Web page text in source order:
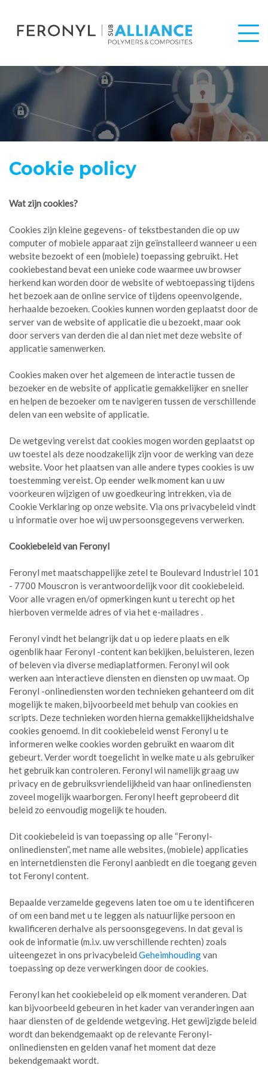
Cookie policy
Wat zijn cookies?
Cookies zijn kleine gegevens- of tekstbestanden die op uw
computer of mobiele apparaat zijn geïnstalleerd wanneer u een
website bezoekt of een (mobiele) toepassing gebruikt. Het
cookiebestand bevat een unieke code waarmee uw browser
herkend kan worden door de website of webtoepassing tijdens
het bezoek aan de online service of tijdens opeenvolgende,
herhaalde bezoeken. Cookies kunnen worden geplaatst door de
server van de website of applicatie die u bezoekt, maar ook
door servers van derden die al dan niet met deze website of
applicatie samenwerken.
Cookies maken over het algemeen de interactie tussen de
bezoeker en de website of applicatie gemakkelijker en sneller
en helpen de bezoeker om te navigeren tussen de verschillende
delen van een website of applicatie.
De wetgeving vereist dat cookies mogen worden geplaatst op
uw toestel als deze noodzakelijk zijn voor de werking van deze
website. Voor het plaatsen van alle andere types cookies is uw
toestemming vereist. Op eender welk moment kan u uw
voorkeuren wijzigen of uw goedkeuring intrekken, via de
Cookie Verklaring op onze website. Via ons privacybeleid vindt
u informatie over hoe wij uw persoonsgegevens verwerken.
Cookiebeleid van Feronyl
Feronyl met maatschappelijke zetel te Boulevard Industriel 101
- 7700 Mouscron is verantwoordelijk voor dit cookiebeleid.
Voor alle vragen en/of opmerkingen kunt u terecht op het
hierboven vermelde adres of via het e-mailadres .
Feronyl vindt het belangrijk dat u op iedere plaats en elk
ogenblik haar Feronyl -content kan bekijken, beluisteren, lezen
of beleven via diverse mediaplatformen. Feronyl wil ook
werken aan interactieve diensten en diensten op uw maat. Op
Feronyl -onlinediensten worden technieken gehanteerd om dit
mogelijk te maken, bijvoorbeeld met behulp van cookies en
scripts. Deze technieken worden hierna gemakkelijkheidshalve
cookies genoemd. In dit cookiebeleid wenst Feronyl u te
informeren welke cookies worden gebruikt en waarom dit
gebeurt. Verder wordt toegelicht in welke mate u als gebruiker
het gebruik kan controleren. Feronyl wil namelijk graag uw
privacy en de gebruiksvriendelijkheid van haar onlinediensten
zoveel mogelijk waarborgen. Feronyl heeft geprobeerd dit
beleid zo eenvoudig mogelijk te houden.
Dit cookiebeleid is van toepassing op alle “Feronyl-
onlinediensten”, met name alle websites, (mobiele) applicaties
en internetdiensten die Feronyl aanbiedt en die toegang geven
tot Feronyl content.
Bepaalde verzamelde gegevens laten toe om u te identificeren
of om een band met u te leggen als natuurlijke persoon en
kwalificeren derhalve als persoonsgegevens. In dat geval is
ook de informatie (m.i.v. uw verschillende rechten) zoals
uiteengezet in ons privacybeleid Geheimhoudingvan
toepassing op deze verwerkingen door de cookies.
Feronyl kan het cookiebeleid op elk moment veranderen. Dat
kan bijvoorbeeld gebeuren in het kader van veranderingen aan
haar diensten of de geldende wetgeving. Het gewijzigde beleid
wordt dan bekendgemaakt op de relevante Feronyl-
onlinediensten en gelden vanaf het moment dat deze
bekendgemaakt wordt.